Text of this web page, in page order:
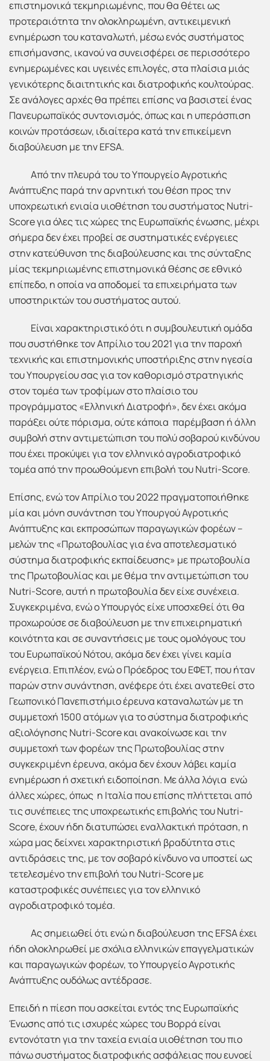
επιστημονικά τεκμηριωμένης, που θα θέτει ως
προτεραιότητα την ολοκληρωμένη, αντικειμενική
ενημέρωση του καταναλωτή, μέσω ενός συστήματος
επισήμανσης, ικανού να συνεισφέρει σε περισσότερο
ενημερωμένες και υγεινές επιλογές, στα πλαίσια μιάς
γενικότερης διαιτητικής και διατροφικής κουλτούρας.
Σε ανάλογες αρχές θα πρέπει επίσης να βασιστεί ένας
Πανευρωπαϊκός συντονισμός, όπως και η υπεράσπιση
κοινών προτάσεων, ιδιαίτερα κατά την επικείμενη
διαβούλευση με την EFSA.
Από την πλευρά του το Υπουργείο Αγροτικής
Ανάπτυξης παρά την αρνητική του θέση προς την
υποχρεωτική ενιαία υιοθέτηση του συστήματος Nutri-
Score για όλες τις χώρες της Ευρωπαϊκής ένωσης, μέχρι
σήμερα δεν έχει προβεί σε συστηματικές ενέργειες
στην κατεύθυνση της διαβούλευσης και της σύνταξης
μίας τεκμηριωμένης επιστημονικά θέσης σε εθνικό
επίπεδο, η οποία να αποδομεί τα επιχειρήματα των
υποστηρικτών του συστήματος αυτού.
Είναι χαρακτηριστικό ότι η συμβουλευτική ομάδα
που συστήθηκε τον Απρίλιο του 2021 για την παροχή
τεχνικής και επιστημονικής υποστήριξης στην ηγεσία
του Υπουργείου σας για τον καθορισμό στρατηγικής
στον τομέα των τροφίμων στο πλαίσιο του
προγράμματος «Ελληνική Διατροφή», δεν έχει ακόμα
παράξει ούτε πόρισμα, ούτε κάποια παρέμβαση ή άλλη
συμβολή στην αντιμετώπιση του πολύ σοβαρού κινδύνου
που έχει προκύψει για τον ελληνικό αγροδιατροφικό
τομέα από την προωθούμενη επιβολή του Nutri-Score.
Επίσης, ενώ τον Απρίλιο του 2022 πραγματοποιήθηκε
μία και μόνη συνάντηση του Υπουργού Αγροτικής
Ανάπτυξης και εκπροσώπων παραγωγικών φορέων –
μελών της «Πρωτοβουλίας για ένα αποτελεσματικό
σύστημα διατροφικής εκπαίδευσης» με πρωτοβουλία
της Πρωτοβουλίας και με θέμα την αντιμετώπιση του
Nutri-Score, αυτή η πρωτοβουλία δεν είχε συνέχεια.
Συγκεκριμένα, ενώ ο Υπουργός είχε υποσχεθεί ότι θα
προχωρούσε σε διαβούλευση με την επιχειρηματική
κοινότητα και σε συναντήσεις με τους ομολόγους του
του Ευρωπαϊκού Νότου, ακόμα δεν έχει γίνει καμία
ενέργεια. Επιπλέον, ενώ ο Πρόεδρος του ΕΦΕΤ, που ήταν
παρών στην συνάντηση, ανέφερε ότι έχει ανατεθεί στο
Γεωπονικό Πανεπιστήμιο έρευνα καταναλωτών με τη
συμμετοχή 1500 ατόμων για το σύστημα διατροφικής
αξιολόγησης Nutri-Score και ανακοίνωσε και την
συμμετοχή των φορέων της Πρωτοβουλίας στην
συγκεκριμένη έρευνα, ακόμα δεν έχουν λάβει καμία
ενημέρωση ή σχετική ειδοποίηση. Με άλλα λόγια ενώ
άλλες χώρες, όπως η Ιταλία που επίσης πλήττεται από
τις συνέπειες της υποχρεωτικής επιβολής του Nutri-
Score, έχουν ήδη διατυπώσει εναλλακτική πρόταση, η
χώρα μας δείχνει χαρακτηριστική βραδύτητα στις
αντιδράσεις της, με τον σοβαρό κίνδυνο να υποστεί ως
τετελεσμένο την επιβολή του Nutri-Score με
καταστροφικές συνέπειες για τον ελληνικό
αγροδιατροφικό τομέα.
Ας σημειωθεί ότι ενώ η διαβούλευση της EFSA έχει
ήδη ολοκληρωθεί με σχόλια ελληνικών επαγγελματικών
και παραγωγικών φορέων, το Υπουργείο Αγροτικής
Ανάπτυξης ουδόλως αντέδρασε.
Επειδή η πίεση που ασκείται εντός της Ευρωπαϊκής
Ένωσης από τις ισχυρές χώρες του Βορρά είναι
εντονότατη για την ταχεία ενιαία υιοθέτηση του πιο
πάνω συστήματος διατροφικής ασφάλειας που ευνοεί